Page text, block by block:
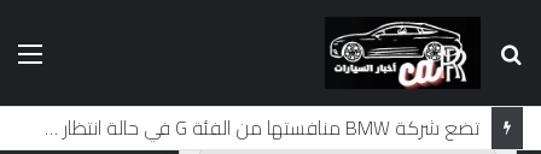
بحث
عن
تضع شركة BMW منافستها من الفئة G في حالة انتظار مع وصول الرياح المعاكسة في الصين إلى موطنها
توصيات :
باقة متميزة VIP (كود: AA11138):